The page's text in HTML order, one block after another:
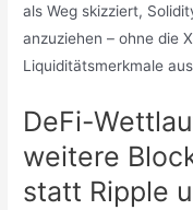
als Weg skizziert,
anzuziehen – ohne die
Liquiditätsmerkmale
DeFi-
weitere
statt Ripple